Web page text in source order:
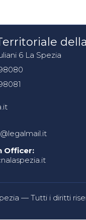
6 La Spezia
Officer:
— Tutti i diritti